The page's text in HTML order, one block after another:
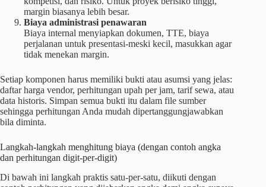
margin biasanya lebih besar.
Biaya administrasi penawaran
Biaya internal menyiapkan dokumen, TTE, biaya
perjalanan untuk presentasi-meski kecil, masukkan agar
tidak menekan margin.
Setiap komponen harus memiliki bukti atau asumsi yang jelas:
daftar harga vendor, perhitungan upah per jam, tarif sewa, atau
data historis. Simpan semua bukti itu dalam file sumber
sehingga perhitungan Anda mudah dipertanggungjawabkan
bila diminta.
Langkah-langkah menghitung biaya (dengan contoh angka
dan perhitungan digit-per-digit)
Di bawah ini langkah praktis satu-per-satu, diikuti dengan